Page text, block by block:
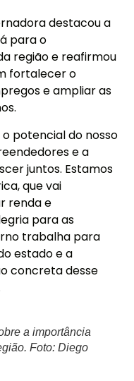
destacou a
para o
região e reafirmou
fortalecer o
e ampliar as
potencial do nosso
e a
juntos. Estamos
que vai
renda e
para as
trabalha para
estado e a
concreta desse
a importância
Foto: Diego